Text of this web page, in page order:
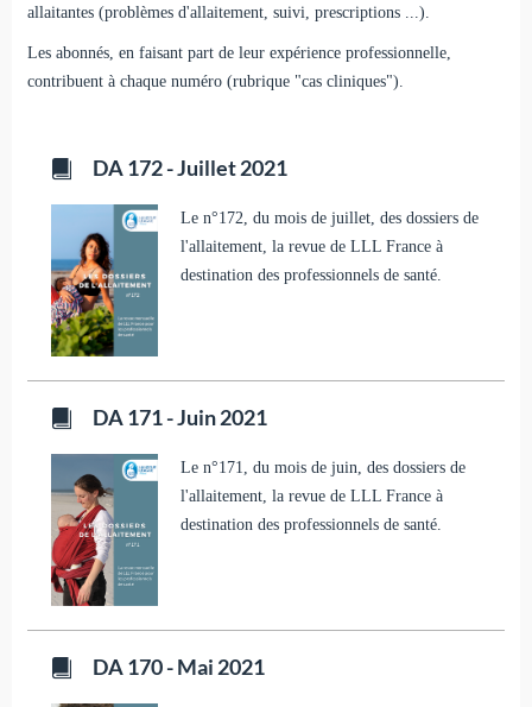
allaitantes (problèmes d'allaitement, suivi, prescriptions ...).
Les abonnés, en faisant part de leur expérience professionnelle,
contribuent à chaque numéro (rubrique "cas cliniques").
DA 172 - Juillet 2021
Le n°172, du mois de juillet, des dossiers de
l'allaitement, la revue de LLL France à
destination des professionnels de santé.
DA 171 - Juin 2021
Le n°171, du mois de juin, des dossiers de
l'allaitement, la revue de LLL France à
destination des professionnels de santé.
DA 170 - Mai 2021